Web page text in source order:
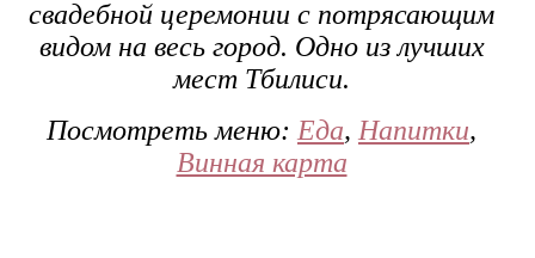
свадебной церемонии с потрясающим
видом на весь город. Одно из лучших
мест Тбилиси.
Посмотреть меню: Еда, Напитки,
Винная карта